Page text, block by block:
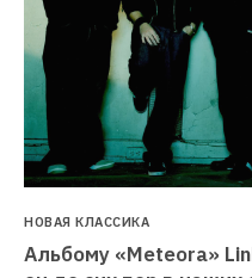
НОВАЯ КЛАССИКА
Альбому «Meteora»